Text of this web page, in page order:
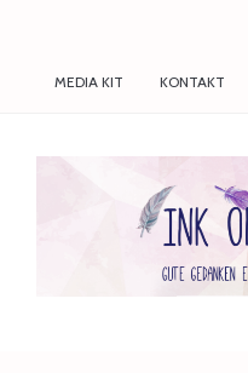
MEDIA KIT KONTAKT